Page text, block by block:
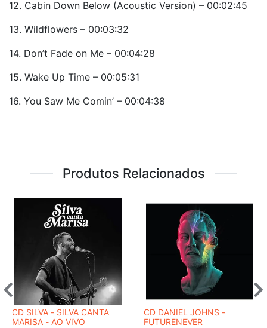
12. Cabin Down Below (Acoustic Version) – 00:02:45
13. Wildflowers – 00:03:32
14. Don’t Fade on Me – 00:04:28
15. Wake Up Time – 00:05:31
16. You Saw Me Comin’ – 00:04:38
Produtos Relacionados
CD SILVA - SILVA CANTA
MARISA - AO VIVO
CD DANIEL JOHNS -
FUTURENEVER